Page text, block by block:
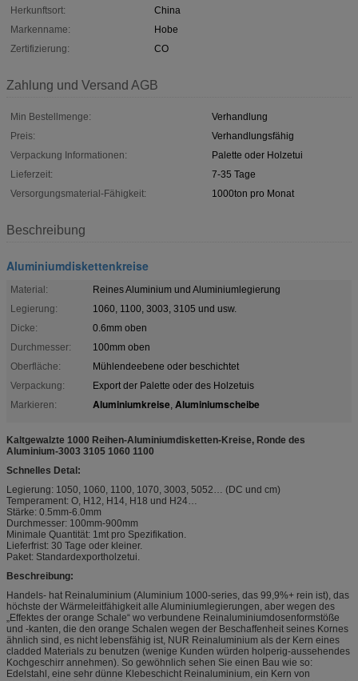
Herkunftsort:
China
Markenname:
Hobe
Zertifizierung:
CO
Zahlung und Versand AGB
Min Bestellmenge:
Verhandlung
Preis:
Verhandlungsfähig
Verpackung Informationen:
Palette oder Holzetui
Lieferzeit:
7-35 Tage
Versorgungsmaterial-Fähigkeit:
1000ton pro Monat
Beschreibung
Aluminiumdiskettenkreise
Material:
Reines Aluminium und Aluminiumlegierung
Legierung:
1060, 1100, 3003, 3105 und usw.
Dicke:
0.6mm oben
Durchmesser:
100mm oben
Oberfläche:
Mühlendeebene oder beschichtet
Verpackung:
Export der Palette oder des Holzetuis
Markieren:
Aluminiumkreise, Aluminiumscheibe
Kaltgewalzte 1000 Reihen-Aluminiumdisketten-Kreise, Ronde des
Aluminium-3003 3105 1060 1100
Schnelles Detal:
Legierung: 1050, 1060, 1100, 1070, 3003, 5052… (DC und cm)
Temperament: O, H12, H14, H18 und H24…
Stärke: 0.5mm-6.0mm
Durchmesser: 100mm-900mm
Minimale Quantität: 1mt pro Spezifikation.
Lieferfrist: 30 Tage oder kleiner.
Paket: Standardexportholzetui.
Beschreibung:
Handels- hat Reinaluminium (Aluminium 1000-series, das 99,9%+ rein ist), das
höchste der Wärmeleitfähigkeit alle Aluminiumlegierungen, aber wegen des
„Effektes der orange Schale“ wo verbundene Reinaluminiumdosenformstöße
und -kanten, die den orange Schalen wegen der Beschaffenheit seines Kornes
ähnlich sind, es nicht lebensfähig ist, NUR Reinaluminium als der Kern eines
cladded Materials zu benutzen (wenige Kunden würden holperig-aussehendes
Kochgeschirr annehmen). So gewöhnlich sehen Sie einen Bau wie so:
Edelstahl, eine sehr dünne Klebeschicht Reinaluminium, ein Kern von